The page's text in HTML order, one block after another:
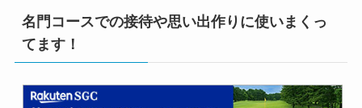
名門コースでの接待や思い出作りに使いまくっ
てます！